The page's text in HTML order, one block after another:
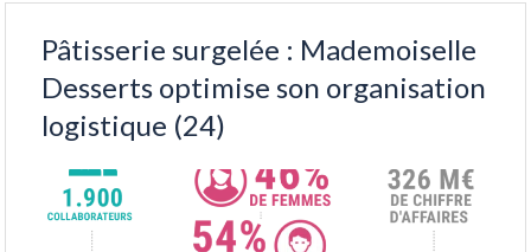
Pâtisserie surgelée : Mademoiselle
Desserts optimise son organisation
logistique (24)